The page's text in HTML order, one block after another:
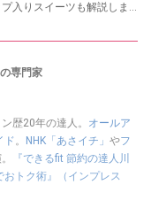
入りスイーツも解説しま
専門家
歴20年の達人。 オールア
ド。 NHK「あさイチ」 やフ
『できるfit 節約の達人川
トク術』（インプレス